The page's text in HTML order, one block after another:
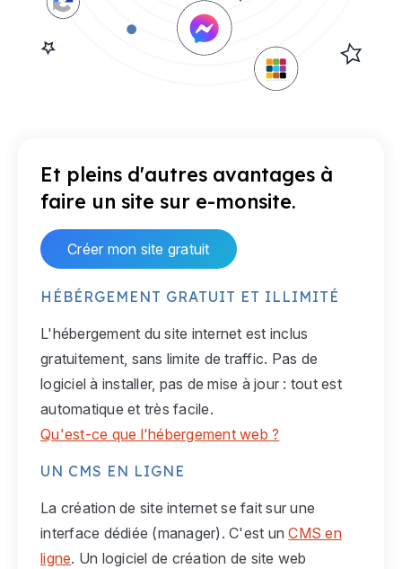
Et pleins d'autres avantages à
faire un site sur e-monsite.
Créer mon site gratuit
HÉBÉRGEMENT GRATUIT ET ILLIMITÉ
L'hébergement du site internet est inclus
gratuitement, sans limite de traffic. Pas de
logiciel à installer, pas de mise à jour : tout est
automatique et très facile.
Qu'est-ce que l'hébergement web ?
UN CMS EN LIGNE
La création de site internet se fait sur une
interface dédiée (manager). C'est unCMS en
ligne. Un logiciel de création de site web